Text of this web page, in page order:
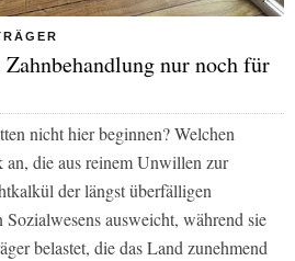
nur noch für
nicht hier beginnen? Welchen
an, die aus reinem Unwillen zur
der längst überfälligen
ausweicht, während sie
belastet, die das Land zunehmend